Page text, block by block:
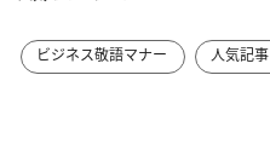
ビジネス敬語マナー 人気記事